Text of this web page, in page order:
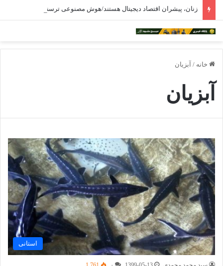
زنان، پیشران اقتصاد دیجیتال هستند/هوش مصنوعی ترسناک نیست
خانه / آبزیان
آبزیان
استانی